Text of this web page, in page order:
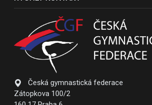
Česká gymnastická federace
Zátopkova 100/2